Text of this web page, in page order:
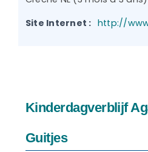
Site Internet : http://
Kinderdagverblijf
Guitjes